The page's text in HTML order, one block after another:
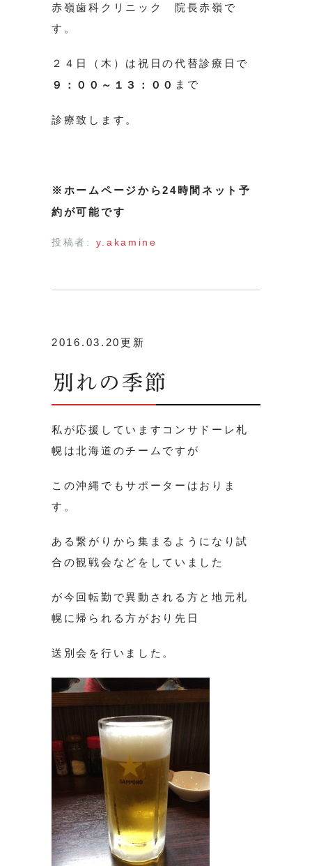
赤嶺歯科クリニック 院長赤嶺で
す。
２４日（木）は祝日の代替診療日で
９：００～１３：００ まで
診療致します。
※ホームページから24時間ネット予
約が可能です
投稿者: y.akamine
2016.03.20更新
別れの季節
私が応援していますコンサドーレ札
幌は北海道のチームですが
この沖縄でもサポーターはおりま
す。
ある繋がりから集まるようになり試
合の観戦会などをしていました
が今回転勤で異動される方と地元札
幌に帰られる方がおり先日
送別会を行いました。